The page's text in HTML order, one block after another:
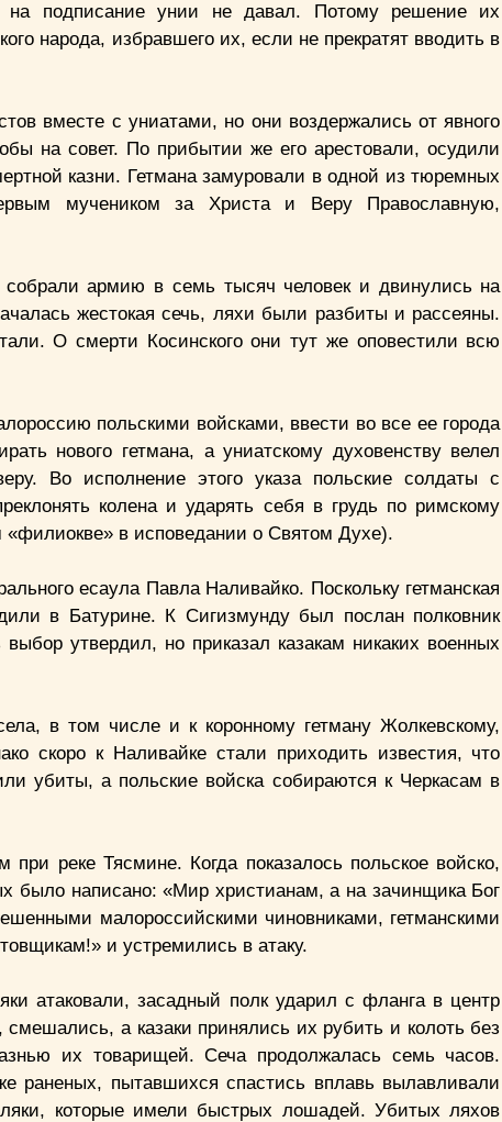
подписание унии не давал. Потому решение их
народа, избравшего их, если не прекратят вводить в
вместе с униатами, но они воздержались от явного
на совет. По прибытии же его арестовали, осудили
казни. Гетмана замуровали в одной из тюремных
мучеником за Христа и Веру Православную,
собрали армию в семь тысяч человек и двинулись на
жестокая сечь, ляхи были разбиты и рассеяны.
О смерти Косинского они тут же оповестили всю
польскими войсками, ввести во все ее города
нового гетмана, а униатскому духовенству велел
Во исполнение этого указа польские солдаты с
колена и ударять себя в грудь по римскому
в исповедании о Святом Духе).
есаула Павла Наливайко. Поскольку гетманская
в Батурине. К Сигизмунду был послан полковник
утвердил, но приказал казакам никаких военных
в том числе и к коронному гетману Жолкевскому,
скоро к Наливайке стали приходить известия, что
убиты, а польские войска собираются к Черкасам в
реке Тясмине. Когда показалось польское войско,
было написано: «Мир христианам, а на зачинщика Бог
малороссийскими чиновниками, гетманскими
и устремились в атаку.
атаковали, засадный полк ударил с фланга в центр
а казаки принялись их рубить и колоть без
их товарищей. Сеча продолжалась семь часов.
пытавшихся спастись вплавь вылавливали
которые имели быстрых лошадей. Убитых ляхов